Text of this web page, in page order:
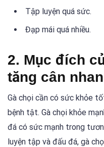
Tập luyện quá sức.
Đạp mái quá nhiều.
2. Mục đích
tăng cân
Gà chọi cần có sức khỏe
bệnh tật. Gà chọi khỏe
đá có sức mạnh trong
luyện tập và đấu đá, gà